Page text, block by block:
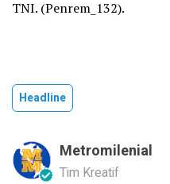
TNI. (Penrem_132).
Headline
Metromilenial
Tim Kreatif